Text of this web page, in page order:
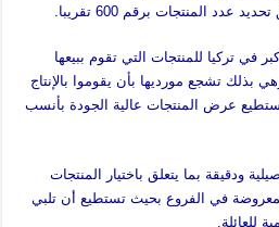
المنتجات برقم 600 تقريبا.
في تركيا للمنتجات التي تقوم ببيعها
بذلك تشجع مورديها بأن يقوموا بالإنتاج
عرض المنتجات عالية الجودة بأنسب
ودقيقة بما يتعلق باختيار المنتجات
في الفروع بحيث تستطيع أن تلبي